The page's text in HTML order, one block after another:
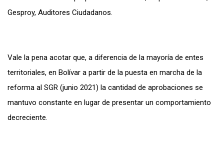
Gesproy, Auditores Ciudadanos.
Vale la pena acotar que, a diferencia de la mayoría de entes
territoriales, en Bolívar a partir de la puesta en marcha de la
reforma al SGR (junio 2021) la cantidad de aprobaciones se
mantuvo constante en lugar de presentar un comportamiento
decreciente.